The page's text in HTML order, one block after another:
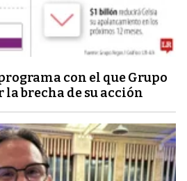
con el que Grupo
la brecha de su acción